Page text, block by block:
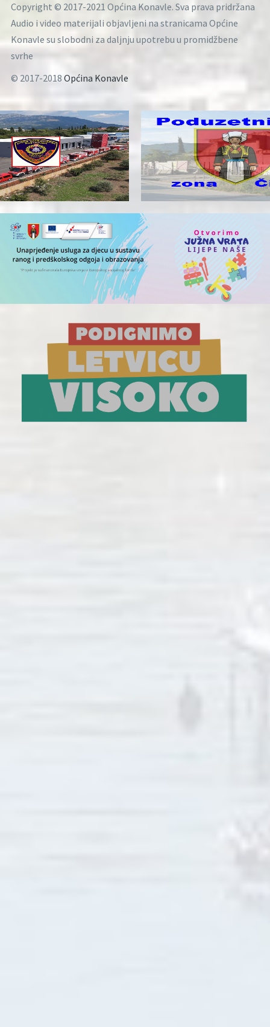
Copyright © 2017-2021 Općina Konavle. Sva prava pridržana
Audio i video materijali objavljeni na stranicama Općine
Konavle su slobodni za daljnju upotrebu u promidžbene
svrhe
© 2017-2018 Općina Konavle